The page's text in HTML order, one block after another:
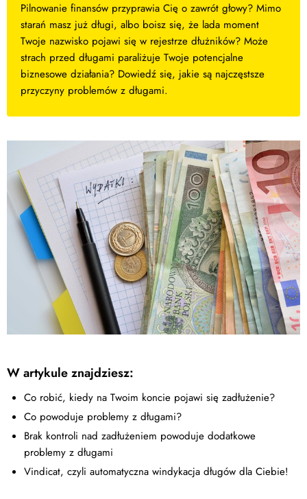
Pilnowanie finansów przyprawia Cię o zawrót głowy? Mimo
starań masz już długi, albo boisz się, że lada moment
Twoje nazwisko pojawi się w rejestrze dłużników? Może
strach przed długami paraliżuje Twoje potencjalne
biznesowe działania? Dowiedź się, jakie są najczęstsze
przyczyny problemów z długami.
W artykule znajdziesz:
Co robić, kiedy na Twoim koncie pojawi się zadłużenie?
Co powoduje problemy z długami?
Brak kontroli nad zadłużeniem powoduje dodatkowe
problemy z długami
Vindicat, czyli automatyczna windykacja długów dla Ciebie!